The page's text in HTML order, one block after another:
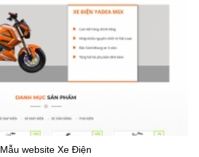
Mẫu website Xe Điện